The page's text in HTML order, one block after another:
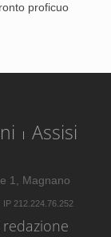
proficuo
Assisi
1, Magnano
IP 212.224.76.252
redazione